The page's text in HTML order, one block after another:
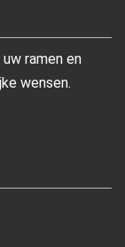
ramen en
wensen.